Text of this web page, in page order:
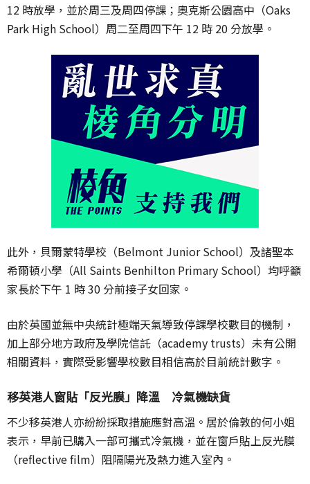
12 時放學，並於周三及周四停課；奧克斯公園高中（Oaks
Park High School）周二至周四下午 12 時 20 分放學。
此外，貝爾蒙特學校（Belmont Junior School）及諸聖本
希爾頓小學（All Saints Benhilton Primary School）均呼籲
家長於下午 1 時 30 分前接子女回家。
由於英國並無中央統計極端天氣導致停課學校數目的機制，
加上部分地方政府及學院信託（academy trusts）未有公開
相關資料，實際受影響學校數目相信高於目前統計數字。
移英港人窗貼「反光膜」降溫 冷氣機缺貨
不少移英港人亦紛紛採取措施應對高溫。居於倫敦的何小姐
表示，早前已購入一部可攜式冷氣機，並在窗戶貼上反光膜
（reflective film）阻隔陽光及熱力進入室內。